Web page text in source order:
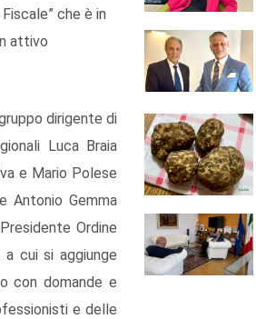
che è in
attivo
dirigente di
Luca Braia
e Mario Polese
Antonio Gemma
Ordine
cui si aggiunge
con domande e
e delle